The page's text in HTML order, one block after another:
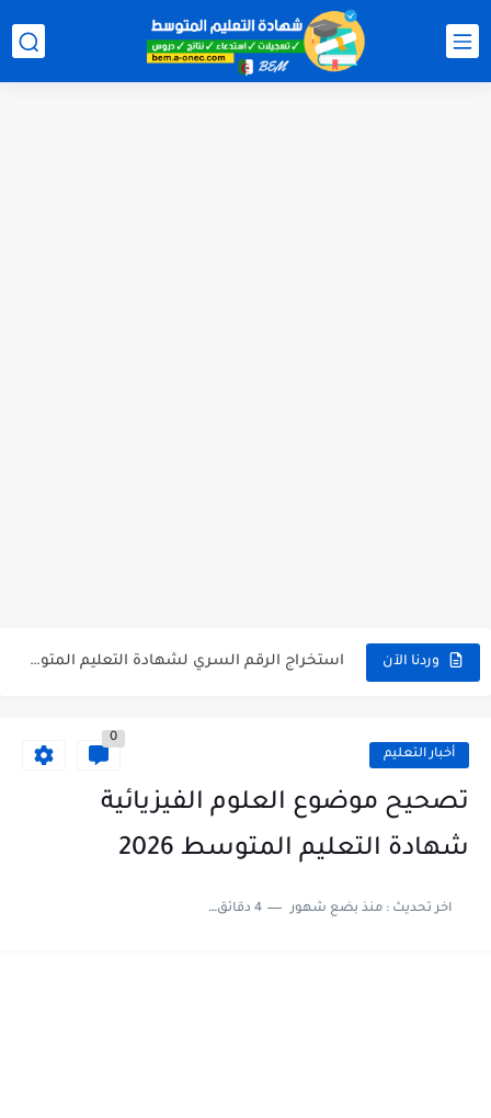
وردنا الآن الآن نتائج وكشوف نقاط شهادة التعليم المتوسط 2026 - bem.onec.dz
أخبار التعليم
0
تصحيح موضوع العلوم الفيزيائية
شهادة التعليم المتوسط 2026
اخر تحديث :منذ بضع شهور 4 دقائق للقراءة